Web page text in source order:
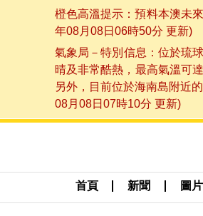
橙色高溫提示：預料本澳未
年08月08日06時50分 更新)
氣象局－特別信息：位於琉
晴及非常酷熱，最高氣溫可
另外，目前位於海南島附近
08月08日07時10分 更新)
首頁 新聞 圖片